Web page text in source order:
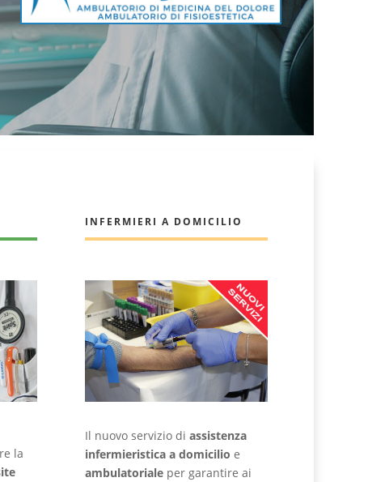
la
INFERMIERI A DOMICILIO
Il nuovo servizio diassistenza
infermieristica a domicilio e
ambulatoriale per garantire ai